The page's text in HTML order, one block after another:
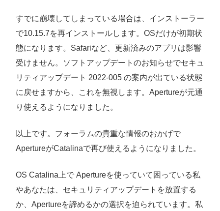
すでに崩壊してしまっている場合は、インストーラー
で10.15.7を再インストールします。OSだけが初期状
態になります。Safariなど、更新済みのアプリは影響
受けません。ソフトアップデートのお知らせでセキュ
リティアップデート 2022-005 の案内が出ている状態
に戻せますから、これを無視します。Apertureが元通
り使えるようになりました。
以上です。フォーラムの貴重な情報のおかげで
ApertureがCatalinaで再び使えるようになりました。
OS Catalina上で Apertureを使っていて困っている私
やあなたは、セキュリティアップデートを放置する
か、Apertureを諦めるかの選択を迫られています。私